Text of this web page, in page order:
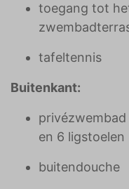
toegang tot
tafeltennis
Buitenkant:
en 6 ligstoelen
buitendouche